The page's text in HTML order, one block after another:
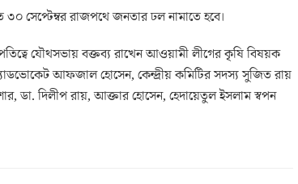
সেপ্টেম্বর রাজপথে জনতার ঢল নামাতে হবে।
যৌথসভায় বক্তব্য রাখেন আওয়ামী লীগের কৃষি বিষয়ক
আফজাল হোসেন, কেন্দ্রীয় কমিটির সদস্য সুজিত রায়
ডা. দিলীপ রায়, আক্তার হোসেন, হেদায়েতুল ইসলাম স্বপন